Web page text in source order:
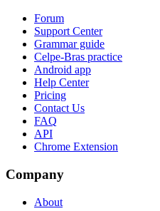
Forum
Support Center
Grammar guide
Celpe-Bras practice
Android app
Help Center
Pricing
Contact Us
FAQ
API
Chrome Extension
Company
About